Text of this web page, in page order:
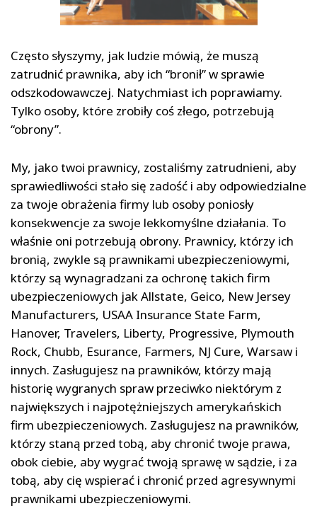
Często słyszymy, jak ludzie mówią, że muszą
zatrudnić prawnika, aby ich “bronił” w sprawie
odszkodowawczej. Natychmiast ich poprawiamy.
Tylko osoby, które zrobiły coś złego, potrzebują
“obrony”.
My, jako twoi prawnicy, zostaliśmy zatrudnieni, aby
sprawiedliwości stało się zadość i aby odpowiedzialne
za twoje obrażenia firmy lub osoby poniosły
konsekwencje za swoje lekkomyślne działania. To
właśnie oni potrzebują obrony. Prawnicy, którzy ich
bronią, zwykle są prawnikami ubezpieczeniowymi,
którzy są wynagradzani za ochronę takich firm
ubezpieczeniowych jak Allstate, Geico, New Jersey
Manufacturers, USAA Insurance State Farm,
Hanover, Travelers, Liberty, Progressive, Plymouth
Rock, Chubb, Esurance, Farmers, NJ Cure, Warsaw i
innych. Zasługujesz na prawników, którzy mają
historię wygranych spraw przeciwko niektórym z
największych i najpotężniejszych amerykańskich
firm ubezpieczeniowych. Zasługujesz na prawników,
którzy staną przed tobą, aby chronić twoje prawa,
obok ciebie, aby wygrać twoją sprawę w sądzie, i za
tobą, aby cię wspierać i chronić przed agresywnymi
prawnikami ubezpieczeniowymi.